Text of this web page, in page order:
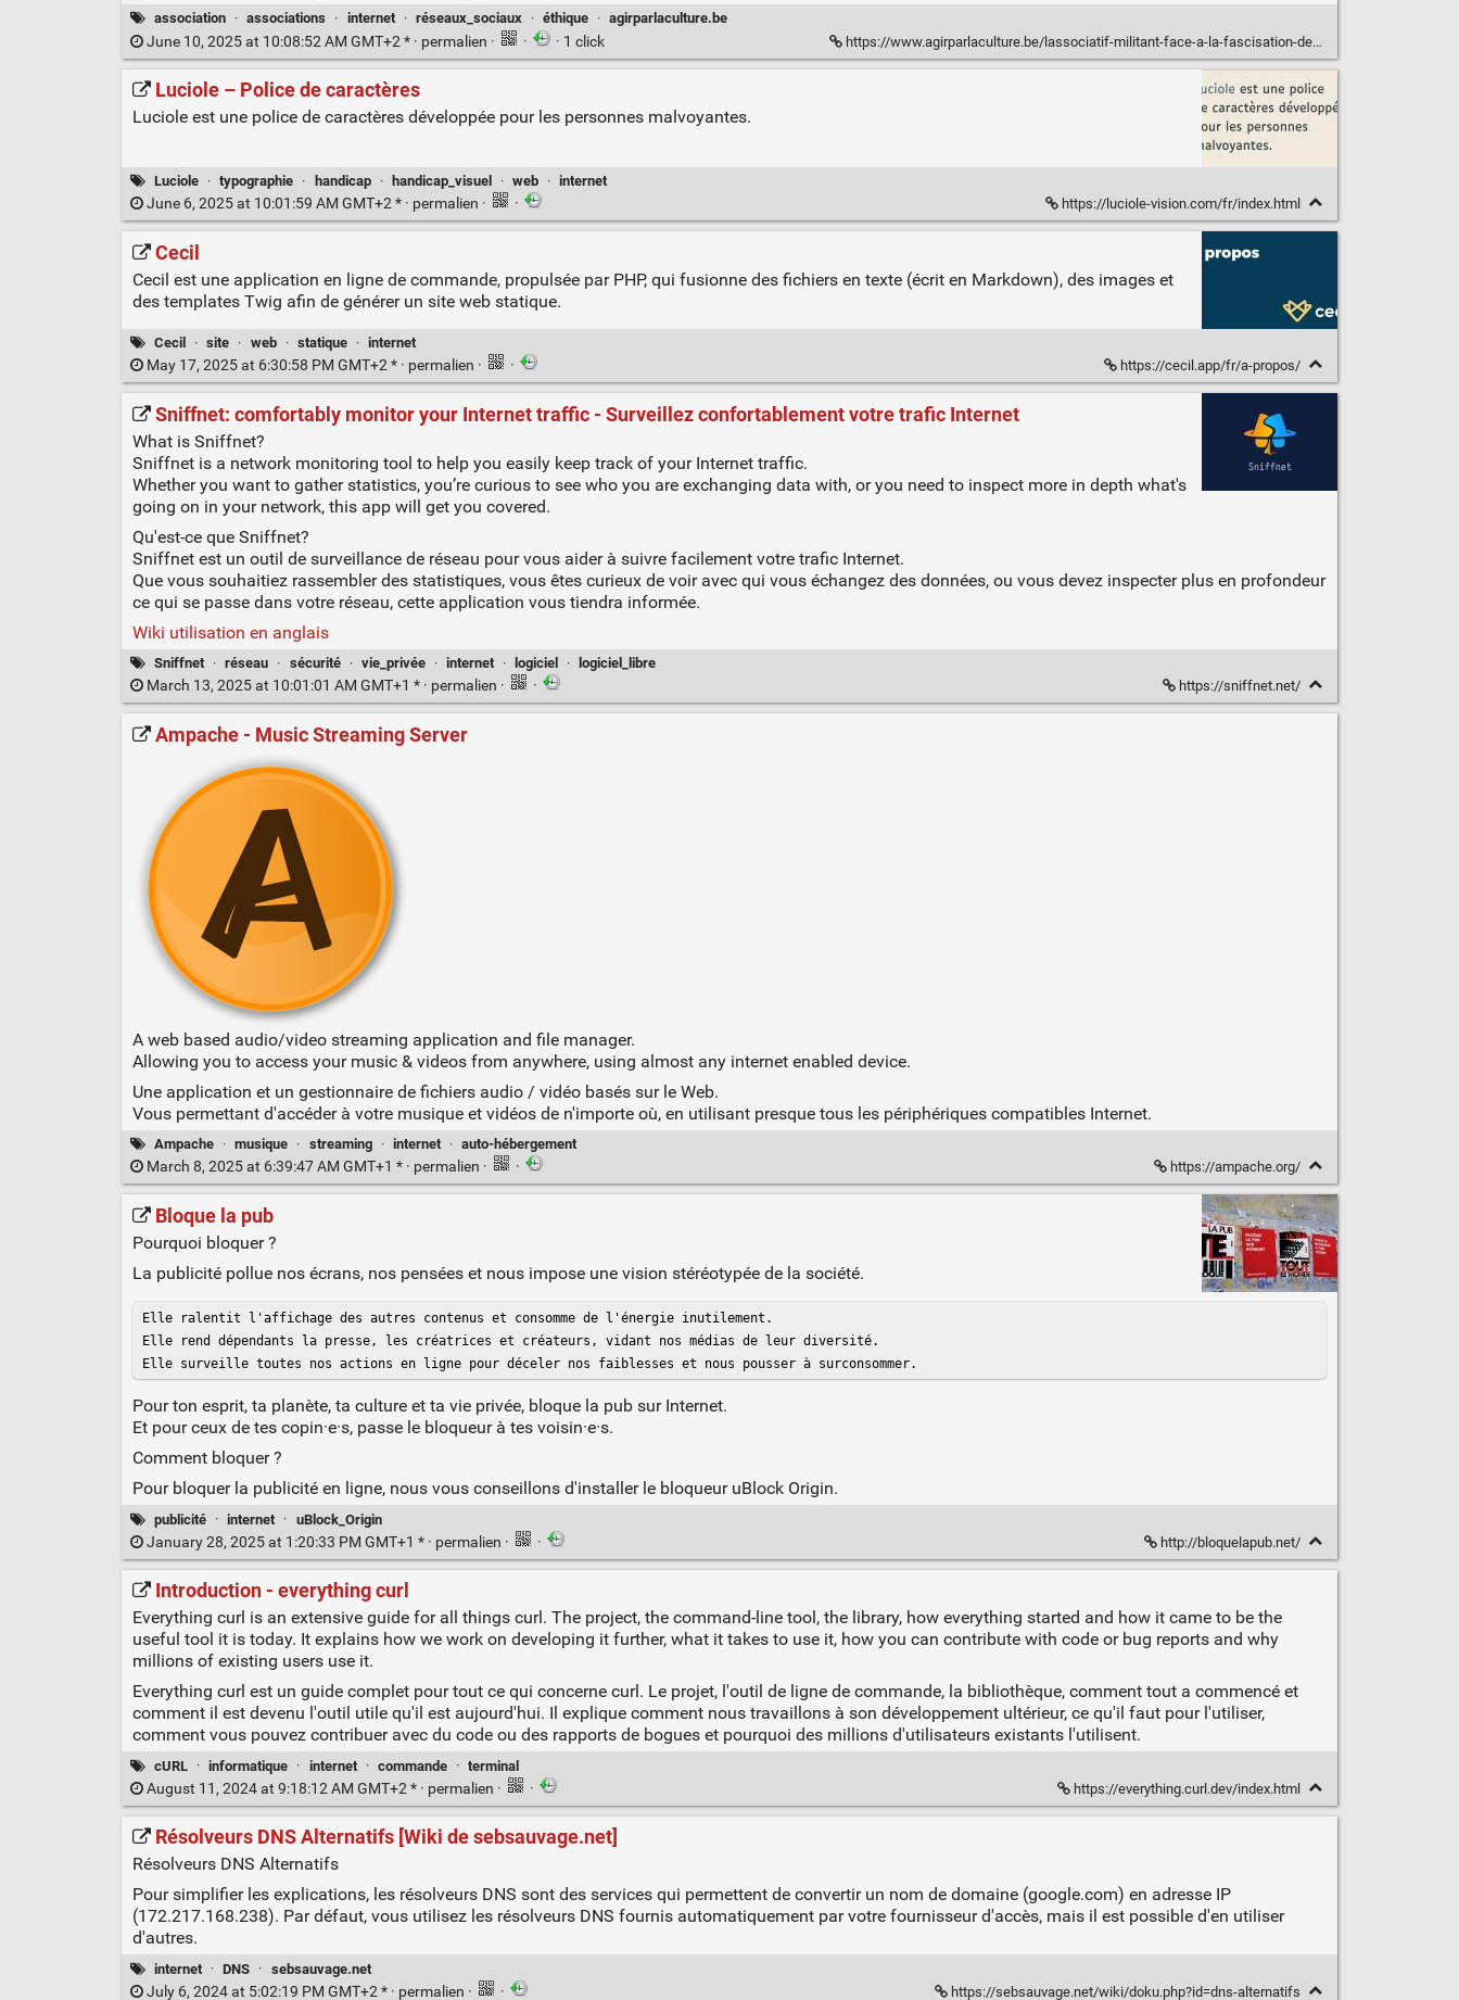
association · associations · internet · réseaux_sociaux · éthique · agirparlaculture.be
June 10, 2025 at 10:08:52 AM GMT+2 * · permalien · · · 1 click https://www.agirparlaculture.be/lassociatif-militant-face-a-la-fascisation-des-reseaux-sociaux/
Luciole – Police de caractères
Luciole est une police de caractères développée pour les personnes malvoyantes.
Luciole · typographie · handicap · handicap_visuel · web · internet
June 6, 2025 at 10:01:59 AM GMT+2 * · permalien · · https://luciole-vision.com/fr/index.html
Cecil
Cecil est une application en ligne de commande, propulsée par PHP, qui fusionne des fichiers en texte (écrit en Markdown), des images et
des templates Twig afin de générer un site web statique.
Cecil · site · web · statique · internet
May 17, 2025 at 6:30:58 PM GMT+2 * · permalien · · https://cecil.app/fr/a-propos/
Sniffnet: comfortably monitor your Internet traffic - Surveillez confortablement votre trafic Internet
What is Sniffnet?
Sniffnet is a network monitoring tool to help you easily keep track of your Internet traffic.
Whether you want to gather statistics, you’re curious to see who you are exchanging data with, or you need to inspect more in depth what's
going on in your network, this app will get you covered.
Qu'est-ce que Sniffnet?
Sniffnet est un outil de surveillance de réseau pour vous aider à suivre facilement votre trafic Internet.
Que vous souhaitiez rassembler des statistiques, vous êtes curieux de voir avec qui vous échangez des données, ou vous devez inspecter plus en profondeur
ce qui se passe dans votre réseau, cette application vous tiendra informée.
Wiki utilisation en anglais
Sniffnet · réseau · sécurité · vie_privée · internet · logiciel · logiciel_libre
March 13, 2025 at 10:01:01 AM GMT+1 * · permalien · · https://sniffnet.net/
Ampache - Music Streaming Server
A web based audio/video streaming application and file manager.
Allowing you to access your music & videos from anywhere, using almost any internet enabled device.
Une application et un gestionnaire de fichiers audio / vidéo basés sur le Web.
Vous permettant d'accéder à votre musique et vidéos de n'importe où, en utilisant presque tous les périphériques compatibles Internet.
Ampache · musique · streaming · internet · auto-hébergement
March 8, 2025 at 6:39:47 AM GMT+1 * · permalien · · https://ampache.org/
Bloque la pub
Pourquoi bloquer ?
La publicité pollue nos écrans, nos pensées et nous impose une vision stéréotypée de la société.
Elle ralentit l'affichage des autres contenus et consomme de l'énergie inutilement.
Elle rend dépendants la presse, les créatrices et créateurs, vidant nos médias de leur diversité.
Elle surveille toutes nos actions en ligne pour déceler nos faiblesses et nous pousser à surconsommer.
Pour ton esprit, ta planète, ta culture et ta vie privée, bloque la pub sur Internet.
Et pour ceux de tes copin·e·s, passe le bloqueur à tes voisin·e·s.
Comment bloquer ?
Pour bloquer la publicité en ligne, nous vous conseillons d'installer le bloqueur uBlock Origin.
publicité · internet · uBlock_Origin
January 28, 2025 at 1:20:33 PM GMT+1 * · permalien · · http://bloquelapub.net/
Introduction - everything curl
Everything curl is an extensive guide for all things curl. The project, the command-line tool, the library, how everything started and how it came to be the
useful tool it is today. It explains how we work on developing it further, what it takes to use it, how you can contribute with code or bug reports and why
millions of existing users use it.
Everything curl est un guide complet pour tout ce qui concerne curl. Le projet, l'outil de ligne de commande, la bibliothèque, comment tout a commencé et
comment il est devenu l'outil utile qu'il est aujourd'hui. Il explique comment nous travaillons à son développement ultérieur, ce qu'il faut pour l'utiliser,
comment vous pouvez contribuer avec du code ou des rapports de bogues et pourquoi des millions d'utilisateurs existants l'utilisent.
cURL · informatique · internet · commande · terminal
August 11, 2024 at 9:18:12 AM GMT+2 * · permalien · · https://everything.curl.dev/index.html
Résolveurs DNS Alternatifs [Wiki de sebsauvage.net]
Résolveurs DNS Alternatifs
Pour simplifier les explications, les résolveurs DNS sont des services qui permettent de convertir un nom de domaine (google.com) en adresse IP
(172.217.168.238). Par défaut, vous utilisez les résolveurs DNS fournis automatiquement par votre fournisseur d'accès, mais il est possible d'en utiliser
d'autres.
internet · DNS · sebsauvage.net
July 6, 2024 at 5:02:19 PM GMT+2 * · permalien · · https://sebsauvage.net/wiki/doku.php?id=dns-alternatifs